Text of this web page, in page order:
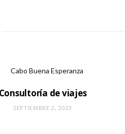
Consultoría de viajes
SEPTIEMBRE 2, 2023